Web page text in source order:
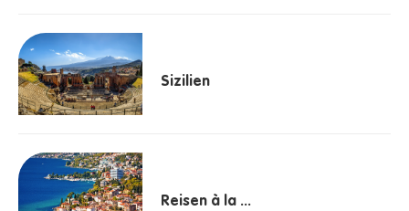
Sizilien
Reisen à la ...